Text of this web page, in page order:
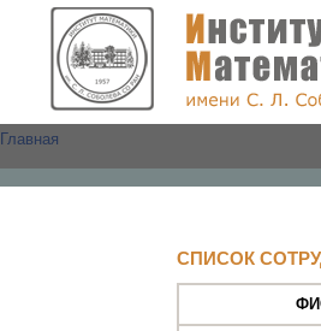
Главная
СПИСОК